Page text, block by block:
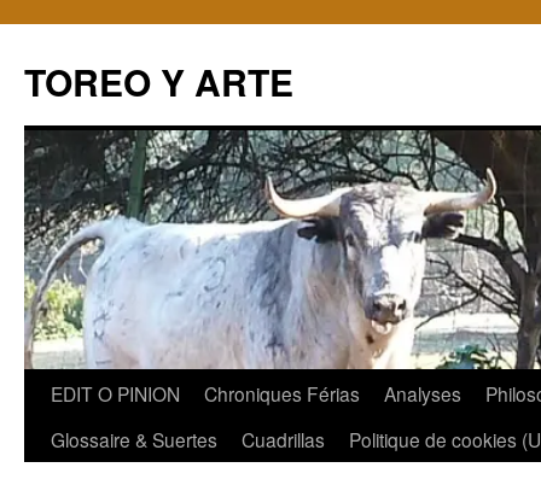
TOREO Y ARTE
Aller
EDIT O PINION Chroniques Férias Analyses
Glossaire & Suertes
Cuadrillas Politique de cookies